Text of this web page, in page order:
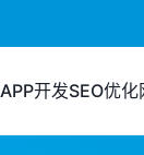
APP开发SEO优化